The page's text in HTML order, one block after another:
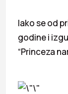
Iako se od
godine i
“Princeza